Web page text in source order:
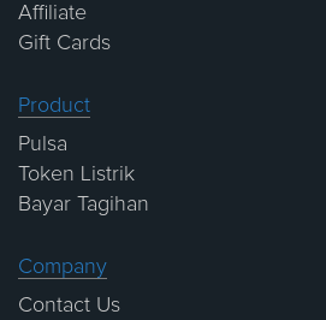
Affiliate
Gift Cards
Product
Pulsa
Token Listrik
Bayar Tagihan
Company
Contact Us